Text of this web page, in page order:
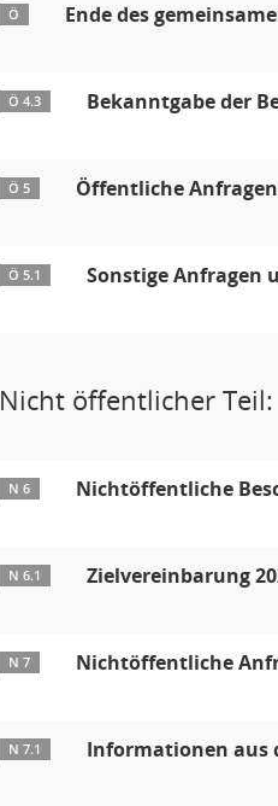
Ö Ende des
Ö 4.3 Bekanntgabe der
Ö 5 Öffentliche
Ö 5.1 Sonstige Anfragen
Nicht öffentlicher Teil:
N 6 Nichtöffentliche
N 6.1 Zielvereinbarung
N 7 Nichtöffentliche
N 7.1 Informationen aus